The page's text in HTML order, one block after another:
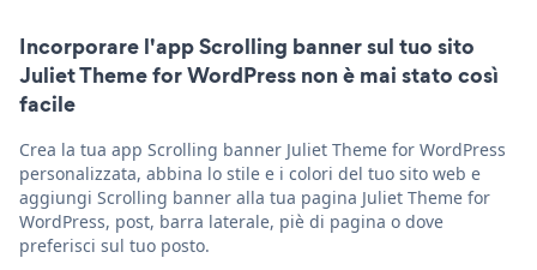
Incorporare l'app Scrolling banner sul tuo sito
Juliet Theme for WordPress non è mai stato così
facile
Crea la tua app Scrolling banner Juliet Theme for WordPress
personalizzata, abbina lo stile e i colori del tuo sito web e
aggiungi Scrolling banner alla tua pagina Juliet Theme for
WordPress, post, barra laterale, piè di pagina o dove
preferisci sul tuo posto.